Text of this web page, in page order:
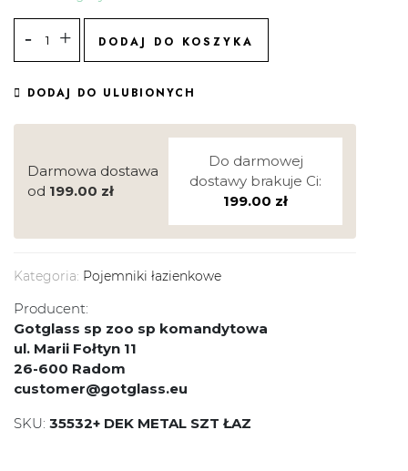
DODAJ DO KOSZYKA
DODAJ DO ULUBIONYCH
Darmowa dostawa
od 199.00 zł
Do darmowej
dostawy brakuje Ci:
199.00 zł
Kategoria: Pojemniki łazienkowe
Producent:
Gotglass sp zoo sp komandytowa
ul. Marii Fołtyn 11
26-600 Radom
customer@gotglass.eu
SKU: 35532+ DEK METAL SZT ŁAZ